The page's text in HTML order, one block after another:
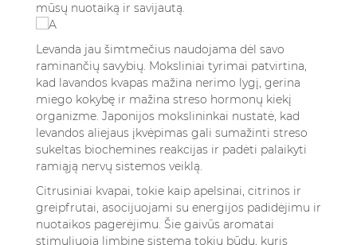
mūsų nuotaiką ir savijautą.
Levanda jau šimtmečius naudojama dėl savo
raminančių savybių. Moksliniai tyrimai patvirtina,
kad lavandos kvapas mažina nerimo lygį, gerina
miego kokybę ir mažina streso hormonų kiekį
organizme. Japonijos mokslininkai nustatė, kad
levandos aliejaus įkvėpimas gali sumažinti streso
sukeltas biochemines reakcijas ir padėti palaikyti
ramiąją nervų sistemos veiklą.
Citrusiniai kvapai, tokie kaip apelsinai, citrinos ir
greipfrutai, asocijuojami su energijos padidėjimu ir
nuotaikos pagerėjimu. Šie gaivūs aromatai
stimuliuoja limbinę sistemą tokiu būdu, kuris